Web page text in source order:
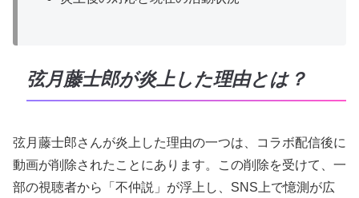
弦月藤士郎が炎上した理由とは？
弦月藤士郎さんが炎上した理由の一つは、コラボ配信後に
動画が削除されたことにあります。この削除を受けて、一
部の視聴者から「不仲説」が浮上し、SNS上で憶測が広